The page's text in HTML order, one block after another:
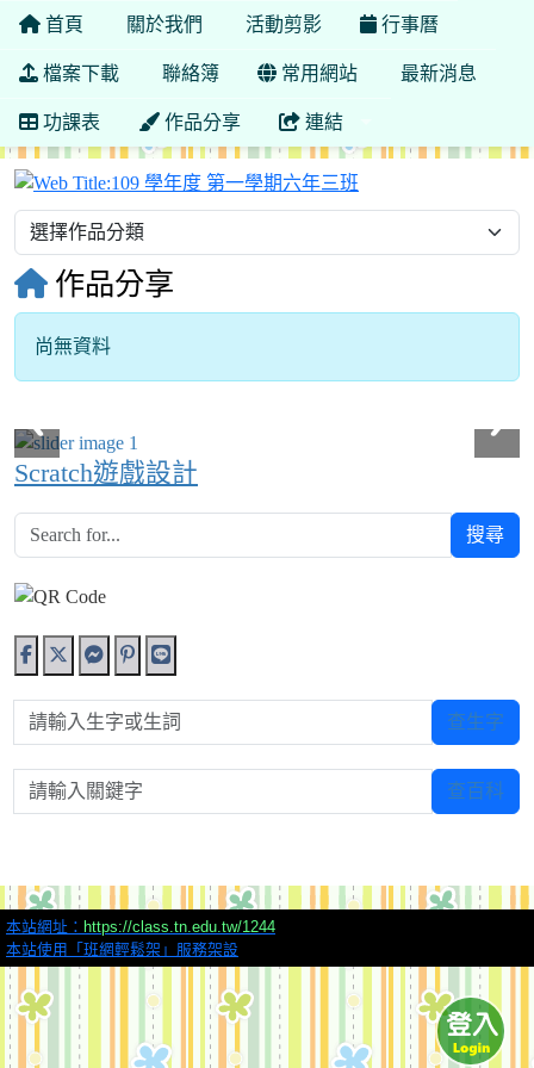
首頁 關於我們 活動剪影 行事曆
檔案下載 聯絡簿 常用網站 最新消息
功課表 作品分享 連結
作品分享
尚無資料
Scratch遊戲設計
搜尋
請輸入生字或生詞 查生字
請輸入關鍵字 查百科
本站網址： https://class.tn.edu.tw/1244
本站使用「班網輕鬆架」服務架設